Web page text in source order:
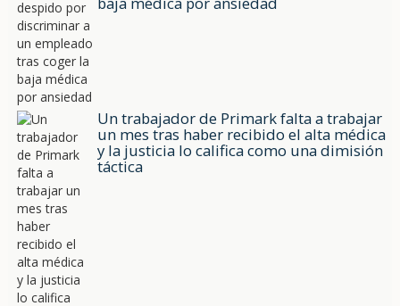
Un trabajador de Primark falta a trabajar
un mes tras haber recibido el alta médica
y la justicia lo califica como una dimisión
táctica